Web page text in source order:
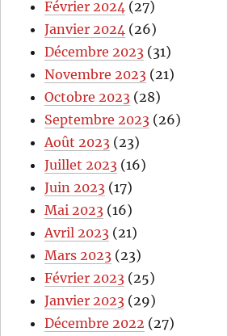
Février 2024 (27)
Janvier 2024 (26)
Décembre 2023 (31)
Novembre 2023 (21)
Octobre 2023 (28)
Septembre 2023 (26)
Août 2023 (23)
Juillet 2023 (16)
Juin 2023 (17)
Mai 2023 (16)
Avril 2023 (21)
Mars 2023 (23)
Février 2023 (25)
Janvier 2023 (29)
Décembre 2022 (27)